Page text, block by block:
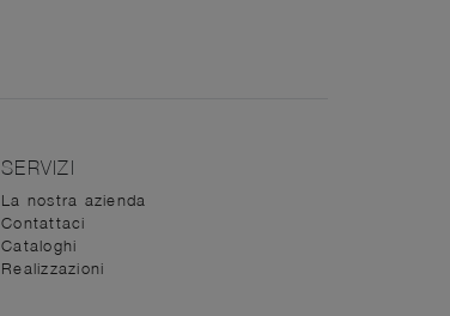
SERVIZI
La nostra azienda
Contattaci
Cataloghi
Realizzazioni